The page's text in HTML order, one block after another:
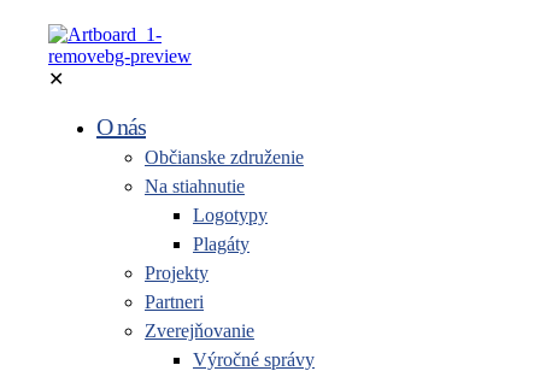
✕
O nás
Občianske združenie
Na stiahnutie
Logotypy
Plagáty
Projekty
Partneri
Zverejňovanie
Výročné správy